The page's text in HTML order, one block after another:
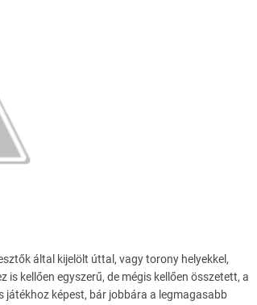
által kijelölt úttal, vagy torony helyekkel,
kellően egyszerű, de mégis kellően összetett, a
játékhoz képest, bár jobbára a legmagasabb